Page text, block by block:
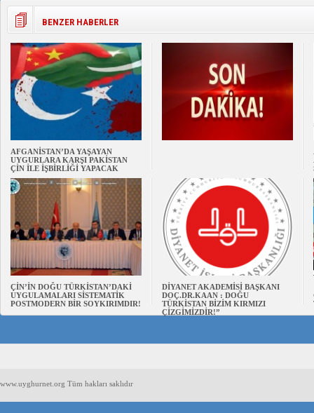
BENZER HABERLER
AFGANİSTAN’DA YAŞAYAN
UYGURLARA KARŞI PAKİSTAN
ÇİN İLE İŞBİRLİĞİ YAPACAK
ÇİN’İN DOĞU TÜRKİSTAN’DAKİ
UYGULAMALARI SİSTEMATİK
POSTMODERN BİR SOYKIRIMDIR!
DİYANET AKADEMİSİ BAŞKANI
DOÇ.DR.KAAN : DOĞU
TÜRKİSTAN BİZİM KIRMIZI
ÇİZGİMİZDİR!”
www.uyghurnet.org Tüm hakları saklıdır